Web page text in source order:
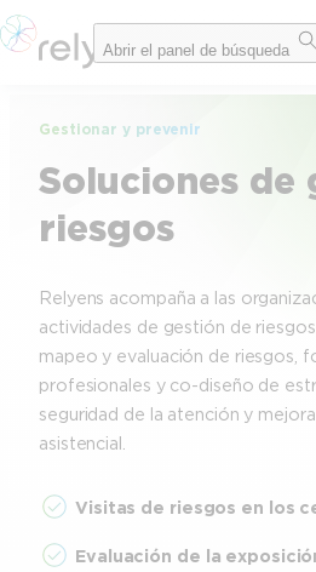
Saltar
al
Abrir el panel de búsqueda
Gestionar y prevenir
Soluciones de
riesgos
Relyens acompaña a las
actividades de gestión de
mapeo y evaluación de riesgos,
profesionales y co-diseño de
seguridad de la atención y
asistencial.
Visitas de riesgos en los
Evaluación de la